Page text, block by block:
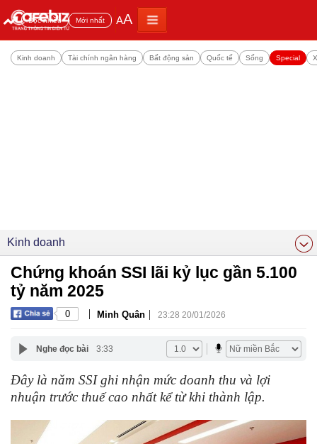
Đọc nhiều Mới nhất AA
Kinh doanh Tài chính ngân hàng Bất động sản Quốc tế Sống Special
Kinh doanh
Chứng khoán SSI lãi kỷ lục gần 5.100
tỷ năm 2025
0 | Minh Quân | 23:28 20/01/2026
Nghe đọc bài 3:33
Đây là năm SSI ghi nhận mức doanh thu và lợi
nhuận trước thuế cao nhất kể từ khi thành lập.